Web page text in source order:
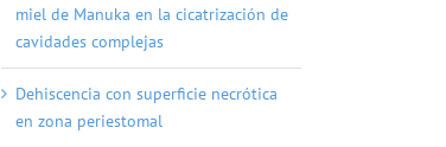
miel de Manuka en la cicatrización de
cavidades complejas
Dehiscencia con superficie necrótica
en zona periestomal